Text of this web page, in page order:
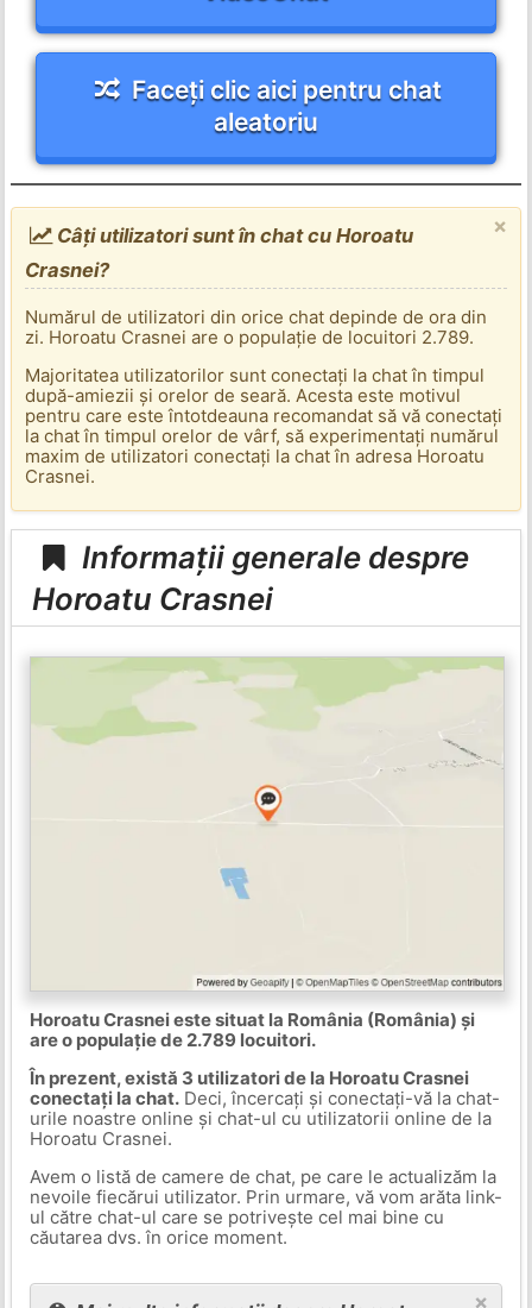
Faceți clic aici pentru chat
aleatoriu
×
Câți utilizatori sunt în chat cu Horoatu
Crasnei?
Numărul de utilizatori din orice chat depinde de ora din
zi. Horoatu Crasnei are o populație de locuitori 2.789.
Majoritatea utilizatorilor sunt conectați la chat în timpul
după-amiezii și orelor de seară. Acesta este motivul
pentru care este întotdeauna recomandat să vă conectați
la chat în timpul orelor de vârf, să experimentați numărul
maxim de utilizatori conectați la chat în adresa Horoatu
Crasnei.
Informații generale despre
Horoatu Crasnei
Horoatu Crasnei este situat la România (România) și
are o populație de 2.789 locuitori.
În prezent, există 3 utilizatori de la Horoatu Crasnei
conectați la chat.Deci, încercați și conectați-vă la chat-
urile noastre online și chat-ul cu utilizatorii online de la
Horoatu Crasnei.
Avem o listă de camere de chat, pe care le actualizăm la
nevoile fiecărui utilizator. Prin urmare, vă vom arăta link-
ul către chat-ul care se potrivește cel mai bine cu
căutarea dvs. în orice moment.
×